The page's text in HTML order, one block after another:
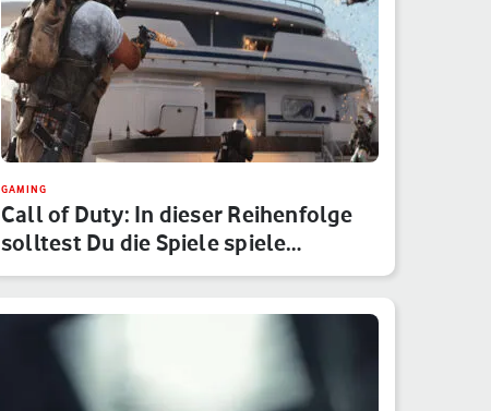
GAMING
Call of Duty: In dieser Reihenfolge
solltest Du die Spiele spiele…